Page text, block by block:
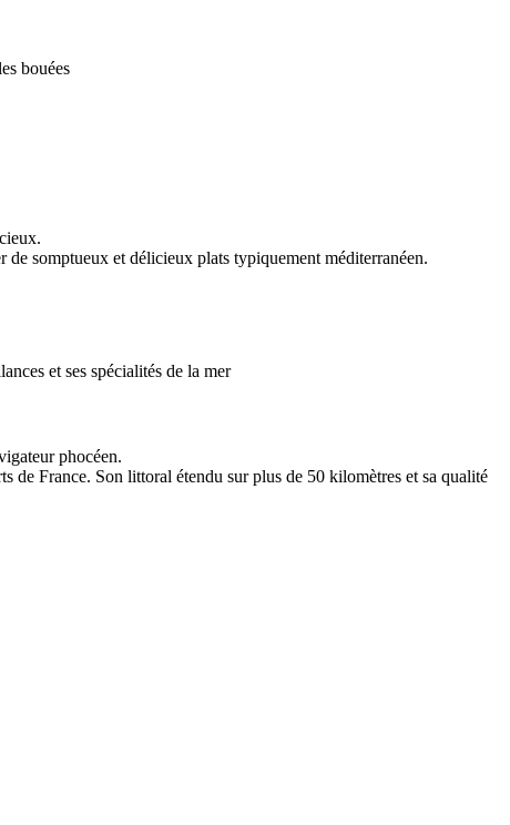
bouées
somptueux et délicieux plats typiquement méditerranéen.
et ses spécialités de la mer
phocéen.
de France. Son littoral étendu sur plus de 50 kilomètres et sa qualité